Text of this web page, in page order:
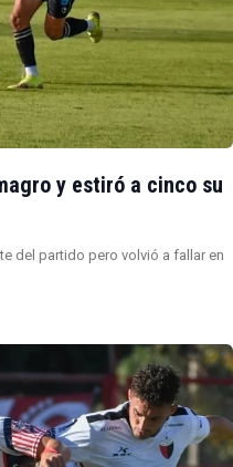
y estiró a cinco su
del partido pero volvió a fallar en